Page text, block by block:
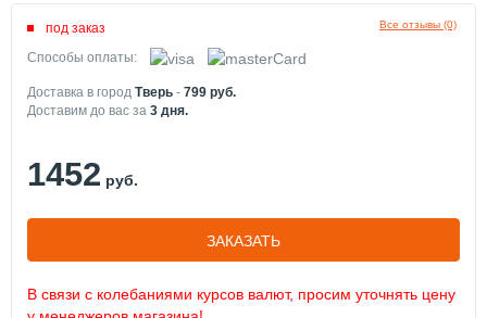
Все отзывы (0)
под заказ
Способы оплаты:
Доставка в город Тверь - 799 руб.
Доставим до вас за 3 дня.
1452 руб.
ЗАКАЗАТЬ
В связи с колебаниями курсов валют, просим уточнять цену